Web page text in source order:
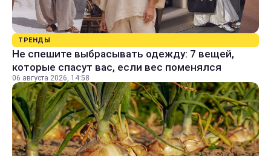
ТРЕНДЫ
Не спешите выбрасывать одежду: 7 вещей,
которые спасут вас, если вес поменялся
06 августа 2026, 14:58